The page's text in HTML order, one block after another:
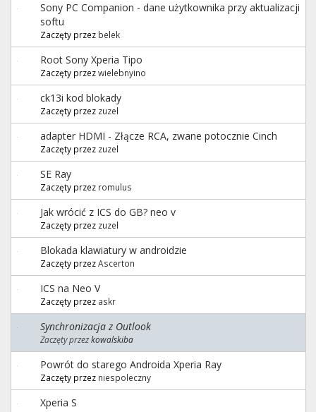
Sony PC Companion - dane użytkownika przy aktualizacji
softu
Zaczęty przez belek
Root Sony Xperia Tipo
Zaczęty przezwielebnyino
ck13i kod blokady
Zaczęty przez zuzel
adapter HDMI - Złącze RCA, zwane potocznie Cinch
Zaczęty przez zuzel
SE Ray
Zaczęty przez romulus
Jak wrócić z ICS do GB? neo v
Zaczęty przez zuzel
Blokada klawiatury w androidzie
Zaczęty przezAscerton
ICS na Neo V
Zaczęty przez askr
Synchronizacja z Outlook
Zaczęty przezkowalskiba
Powrót do starego Androida Xperia Ray
Zaczęty przez niespoleczny
Xperia S